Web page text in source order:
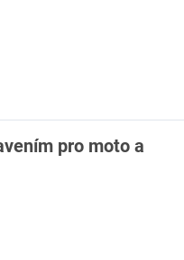
pro moto a